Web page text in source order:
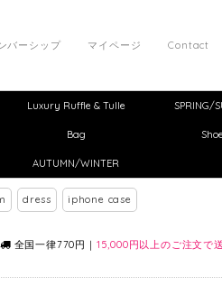
Contact
マイページ
バーシップ
Luxury Ruffle & Tulle SPRING/
Bag
AUTUMN/WINTER
dress iphone case
全国一律770円｜ 15,000円以上のご注文で